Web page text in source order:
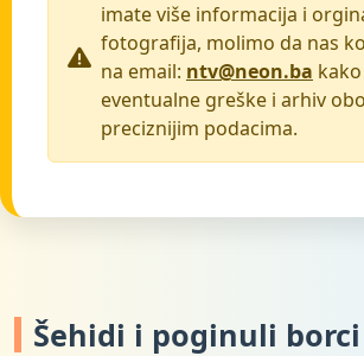
imate više informacija i
fotografija, molimo da nas
na email: ntv@neon.ba
eventualne greške i arhiv
preciznijim podacima.
Šehidi i poginuli borci